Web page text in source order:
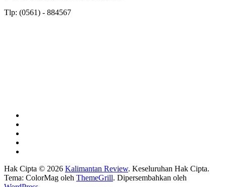
Tlp: (0561) - 884567
Hak Cipta © 2026 Kalimantan Review. Keseluruhan Hak Cipta.
Tema: ColorMag oleh ThemeGrill. Dipersembahkan oleh